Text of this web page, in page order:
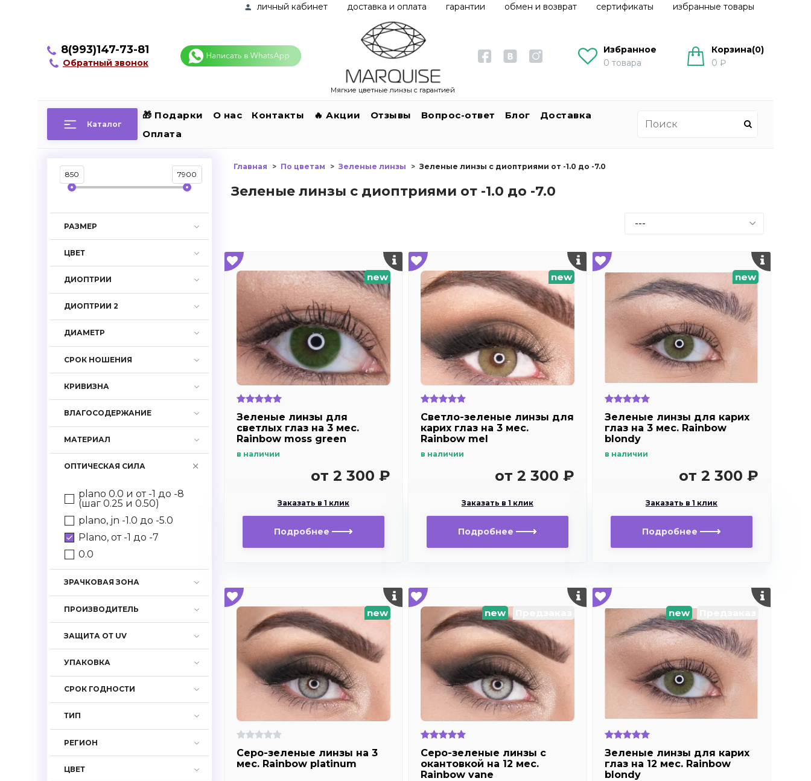
личный кабинет доставка и оплата гарантии обмен и возврат сертификаты избранные товары
8(993)147-73-81
Обратный звонок
Мягкие цветные линзы с гарантией
Избранное
0 товара
Корзина(0)
0 ₽
Каталог
🎁 Подарки О нас Контакты 🔥 Акции Отзывы Вопрос-ответ Блог
Доставка
Оплата
Главная По цветам Зеленые линзы Зеленые линзы с диоптриями от -1.0 до -7.0
Зеленые линзы с диоптриями от -1.0 до -7.0
new
Зеленые линзы для
светлых глаз на 3 мес.
Rainbow moss green
в наличии
от 2 300 ₽
Заказать в 1 клик
Подробнее
new
Светло-зеленые линзы для
карих глаз на 3 мес.
Rainbow mel
в наличии
от 2 300 ₽
Заказать в 1 клик
Подробнее
new
Зеленые линзы для карих
глаз на 3 мес. Rainbow
blondy
в наличии
от 2 300 ₽
Заказать в 1 клик
Подробнее
new
Серо-зеленые линзы на 3
мес. Rainbow platinum
new
Серо-зеленые линзы с
окантовкой на 12 мес.
Rainbow vane
new
Зеленые линзы для карих
глаз на 12 мес. Rainbow
blondy
850 7900
РАЗМЕР
ЦВЕТ
ДИОПТРИИ
ДИОПТРИИ 2
ДИАМЕТР
СРОК НОШЕНИЯ
КРИВИЗНА
ВЛАГОСОДЕРЖАНИЕ
МАТЕРИАЛ
ОПТИЧЕСКАЯ СИЛА
plano 0.0 и от -1 до -8
(шаг 0.25 и 0.50)
plano, jn -1.0 до -5.0
Plano, от -1 до -7
0.0
ЗРАЧКОВАЯ ЗОНА
ПРОИЗВОДИТЕЛЬ
ЗАЩИТА ОТ UV
УПАКОВКА
СРОК ГОДНОСТИ
ТИП
РЕГИОН
ЦВЕТ